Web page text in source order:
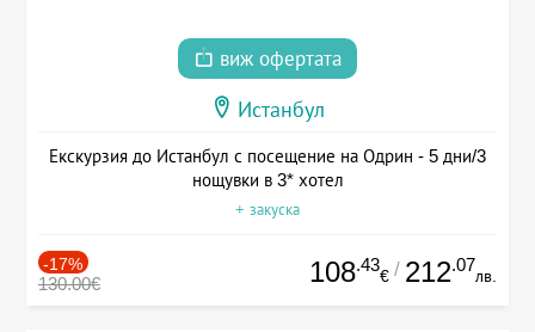
виж офертата
Истанбул
Екскурзия до Истанбул с посещение на Одрин - 5 дни/3
нощувки в 3* хотел
+ закуска
-17%
130.00€ 108.43
€ / 212.07
лв.